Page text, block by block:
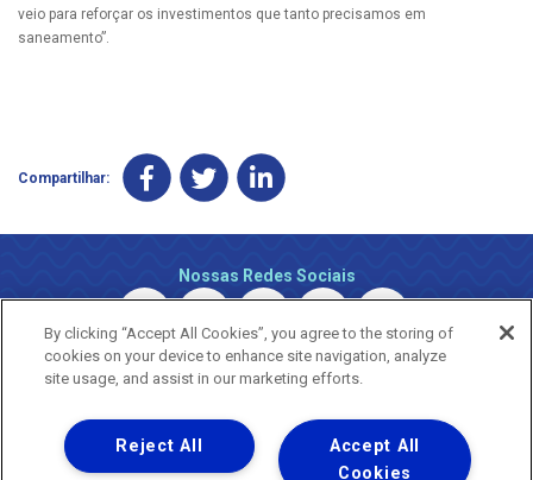
veio para reforçar os investimentos que tanto precisamos em
saneamento”.
Compartilhar:
Nossas Redes Sociais
Uma empresa
Copyright © 2026 - Todos os Direitos Reservados.
By clicking “Accept All Cookies”, you agree to the storing of
cookies on your device to enhance site navigation, analyze
site usage, and assist in our marketing efforts.
Accept All
Cookies
Reject All